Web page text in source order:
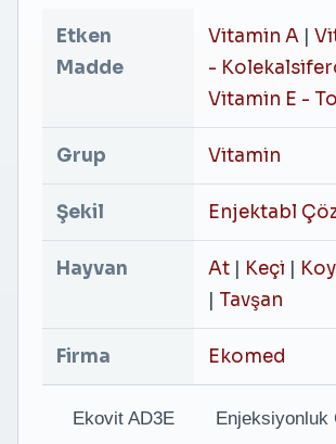
Etken
Madde
Vitamin A
-
Vitamin E -
Grup Vitamin
Şekil Enjektabl
Hayvan At Keçi
Tavşan
Firma Ekomed
Ekovit AD3E Enjeksiyonluk